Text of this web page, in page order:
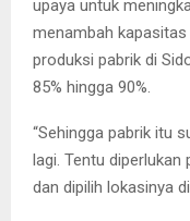
upaya untuk
menambah
produksi pabrik di
85% hingga 90%.
“Sehingga pabrik itu
lagi. Tentu diperlukan
dan dipilih lokasinya